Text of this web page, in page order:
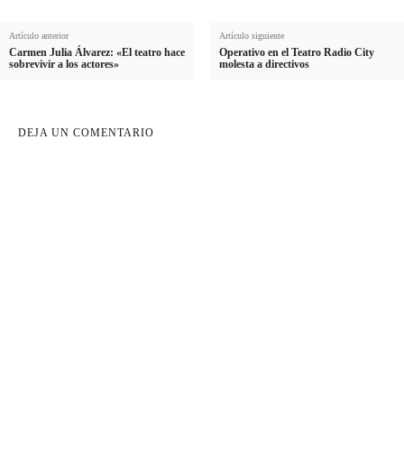
Artículo anterior
Carmen Julia Álvarez: «El teatro hace
sobrevivir a los actores»
Artículo siguiente
Operativo en el Teatro Radio City
molesta a directivos
DEJA UN COMENTARIO